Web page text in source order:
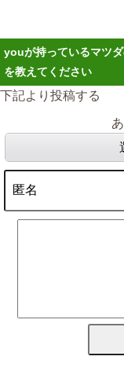
youが持っているマツ
を教えてください
下記より投稿する